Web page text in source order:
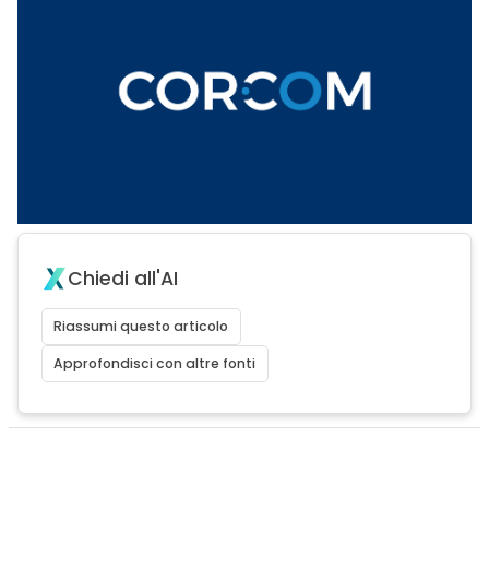
Chiedi all'AI
Riassumi questo articolo
Approfondisci con altre fonti